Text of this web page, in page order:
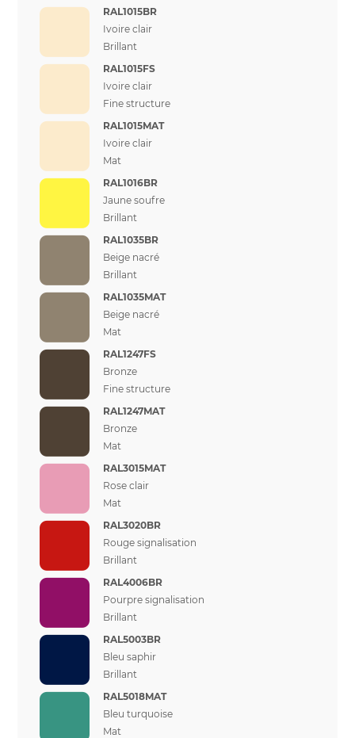
RAL1015BR
Ivoire clair
Brillant
RAL1015FS
Ivoire clair
Fine structure
RAL1015MAT
Ivoire clair
Mat
RAL1016BR
Jaune soufre
Brillant
RAL1035BR
Beige nacré
Brillant
RAL1035MAT
Beige nacré
Mat
RAL1247FS
Bronze
Fine structure
RAL1247MAT
Bronze
Mat
RAL3015MAT
Rose clair
Mat
RAL3020BR
Rouge signalisation
Brillant
RAL4006BR
Pourpre signalisation
Brillant
RAL5003BR
Bleu saphir
Brillant
RAL5018MAT
Bleu turquoise
Mat